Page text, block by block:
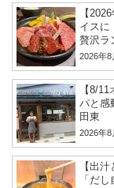
【
イスに
贅沢ラ
2026年8
【8/
パと感
田東
2026年8
【出
「だ